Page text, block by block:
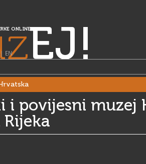
ONLINEEJ!
EN
i povijesni muzej